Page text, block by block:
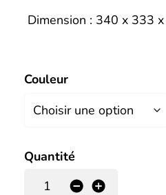
Dimension : 340 x 333
Couleur
Quantité
+
-